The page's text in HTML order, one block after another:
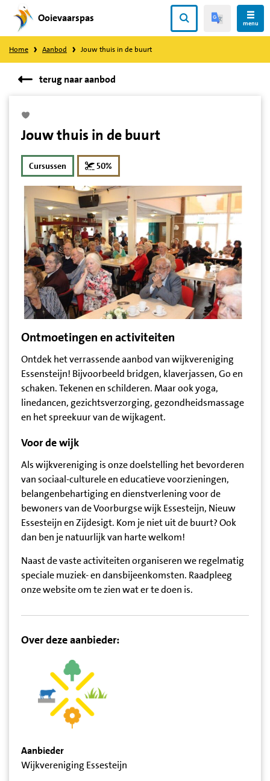
Direct
naar
content
Ooievaarspas menu
Home Aanbod Jouw thuis in de buurt
terug naar aanbod
Jouw thuis in de buurt
Cursussen 50%
Ontmoetingen en activiteiten
Ontdek het verrassende aanbod van wijkvereniging
Essensteijn! Bijvoorbeeld bridgen, klaverjassen, Go en
schaken. Tekenen en schilderen. Maar ook yoga,
linedancen, gezichtsverzorging, gezondheidsmassage
en het spreekuur van de wijkagent.
Voor de wijk
Als wijkvereniging is onze doelstelling het bevorderen
van sociaal-culturele en educatieve voorzieningen,
belangenbehartiging en dienstverlening voor de
bewoners van de Voorburgse wijk Essesteijn, Nieuw
Essesteijn en Zijdesigt. Kom je niet uit de buurt? Ook
dan ben je natuurlijk van harte welkom!
Naast de vaste activiteiten organiseren we regelmatig
speciale muziek- en dansbijeenkomsten. Raadpleeg
onze website om te zien wat er te doen is.
Over deze aanbieder:
Aanbieder
Wijkvereniging Essesteijn